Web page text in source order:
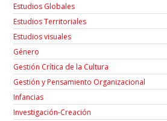
Estudios Globales
Estudios Territoriales
Estudios visuales
Género
Gestión Crítica de la Cultura
Gestión y Pensamiento Organizacional
Infancias
Investigación-Creación